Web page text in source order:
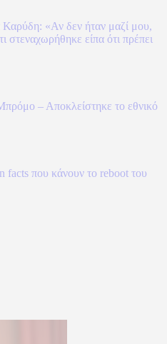
«Αν δεν ήταν μαζί μου,
στεναχωρήθηκε είπα ότι πρέπει
– Αποκλείστηκε το εθνικό
facts που κάνουν το reboot του